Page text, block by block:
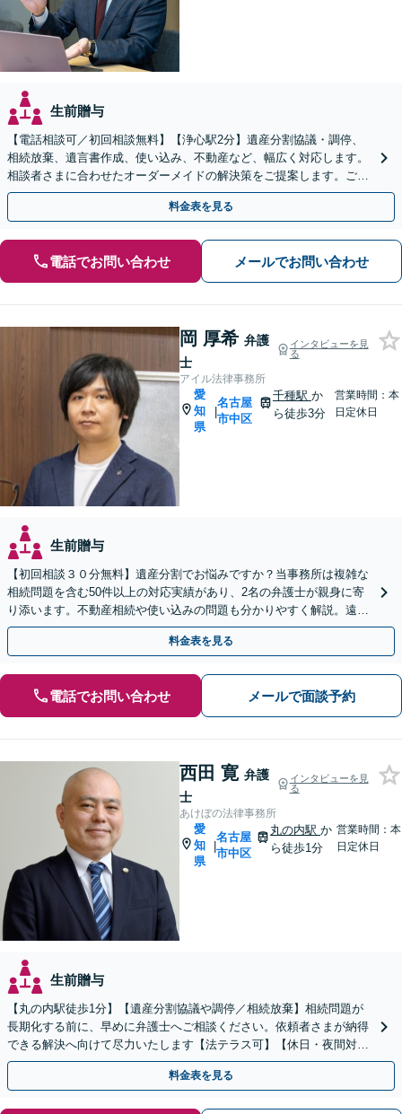
生前贈与
【電話相談可／初回相談無料】【浄心駅2分】遺産分割協議・調停、
相続放棄、遺言書作成、使い込み、不動産など、幅広く対応します。
相談者さまに合わせたオーダーメイドの解決策をご提案します。ご自
宅や病院への出張面談も可能です【WEB面談可】
料金表を見る
電話でお問い合わせ メールでお問い合わせ
岡 厚希 弁護
士
インタビューを見
る
アイル法律事務所
愛
知
県
|
名古屋
市中区
千種駅 か
ら徒歩3分
営業時間：本
日定休日
生前贈与
【初回相談３０分無料】遺産分割でお悩みですか？当事務所は複雑な
相続問題を含む50件以上の対応実績があり、2名の弁護士が親身に寄
り添います。不動産相続や使い込みの問題も分かりやすく解説。遠方
のご家族ともWEB相談が可能。LINE予約受付中。
料金表を見る
電話でお問い合わせ メールで面談予約
西田 寛 弁護
士
インタビューを見
る
あけぼの法律事務所
愛
知
県
|
名古屋
市中区
丸の内駅か
ら徒歩1分
営業時間：本
日定休日
生前贈与
【丸の内駅徒歩1分】【遺産分割協議や調停／相続放棄】相続問題が
長期化する前に、早めに弁護士へご相談ください。依頼者さまが納得
できる解決へ向けて尽力いたします【法テラス可】【休日・夜間対
応】【初回相談30分無料】遺言書作成もお任せください。
料金表を見る